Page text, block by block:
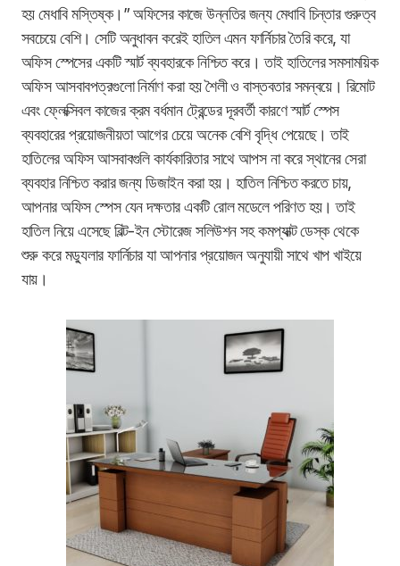
হয় মেধাবি মস্তিষ্ক।” অফিসের কাজে উন্নতির জন্য মেধাবি চিন্তার গুরুত্ব
সবচেয়ে বেশি। সেটি অনুধাবন করেই হাতিল এমন ফার্নিচার তৈরি করে, যা
অফিস স্পেসের একটি স্মার্ট ব্যবহারকে নিশ্চিত করে। তাই হাতিলের সমসাময়িক
অফিস আসবাবপত্রগুলো নির্মাণ করা হয় শৈলী ও বাস্তবতার সমন্বয়ে। রিমোট
এবং ফ্লেক্সিবল কাজের ক্রম বর্ধমান ট্রেন্ডের দূরবর্তী কারণে স্মার্ট স্পেস
ব্যবহারের প্রয়োজনীয়তা আগের চেয়ে অনেক বেশি বৃদ্ধি পেয়েছে। তাই
হাতিলের অফিস আসবাবগুলি কার্যকারিতার সাথে আপস না করে স্থানের সেরা
ব্যবহার নিশ্চিত করার জন্য ডিজাইন করা হয়। হাতিল নিশ্চিত করতে চায়,
আপনার অফিস স্পেস যেন দক্ষতার একটি রোল মডেলে পরিণত হয়। তাই
হাতিল নিয়ে এসেছে বিল্ট-ইন স্টোরেজ সলিউশন সহ কমপ্যাক্ট ডেস্ক থেকে
শুরু করে মড্যুলার ফার্নিচার যা আপনার প্রয়োজন অনুযায়ী সাথে খাপ খাইয়ে
যায়।